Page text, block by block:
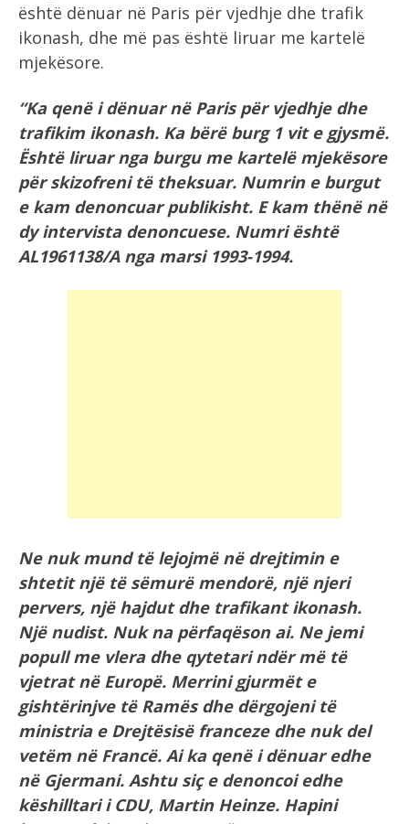
është dënuar në Paris për vjedhje dhe trafik
ikonash, dhe më pas është liruar me kartelë
mjekësore.
“Ka qenë i dënuar në Paris për vjedhje dhe
trafikim ikonash. Ka bërë burg 1 vit e gjysmë.
Është liruar nga burgu me kartelë mjekësore
për skizofreni të theksuar. Numrin e burgut
e kam denoncuar publikisht. E kam thënë në
dy intervista denoncuese. Numri është
AL1961138/A nga marsi 1993-1994.
Ne nuk mund të lejojmë në drejtimin e
shtetit një të sëmurë mendorë, një njeri
pervers, një hajdut dhe trafikant ikonash.
Një nudist. Nuk na përfaqëson ai. Ne jemi
popull me vlera dhe qytetari ndër më të
vjetrat në Europë. Merrini gjurmët e
gishtërinjve të Ramës dhe dërgojeni të
ministria e Drejtësisë franceze dhe nuk del
vetëm në Francë. Ai ka qenë i dënuar edhe
në Gjermani. Ashtu siç e denoncoi edhe
këshilltari i CDU, Martin Heinze. Hapini